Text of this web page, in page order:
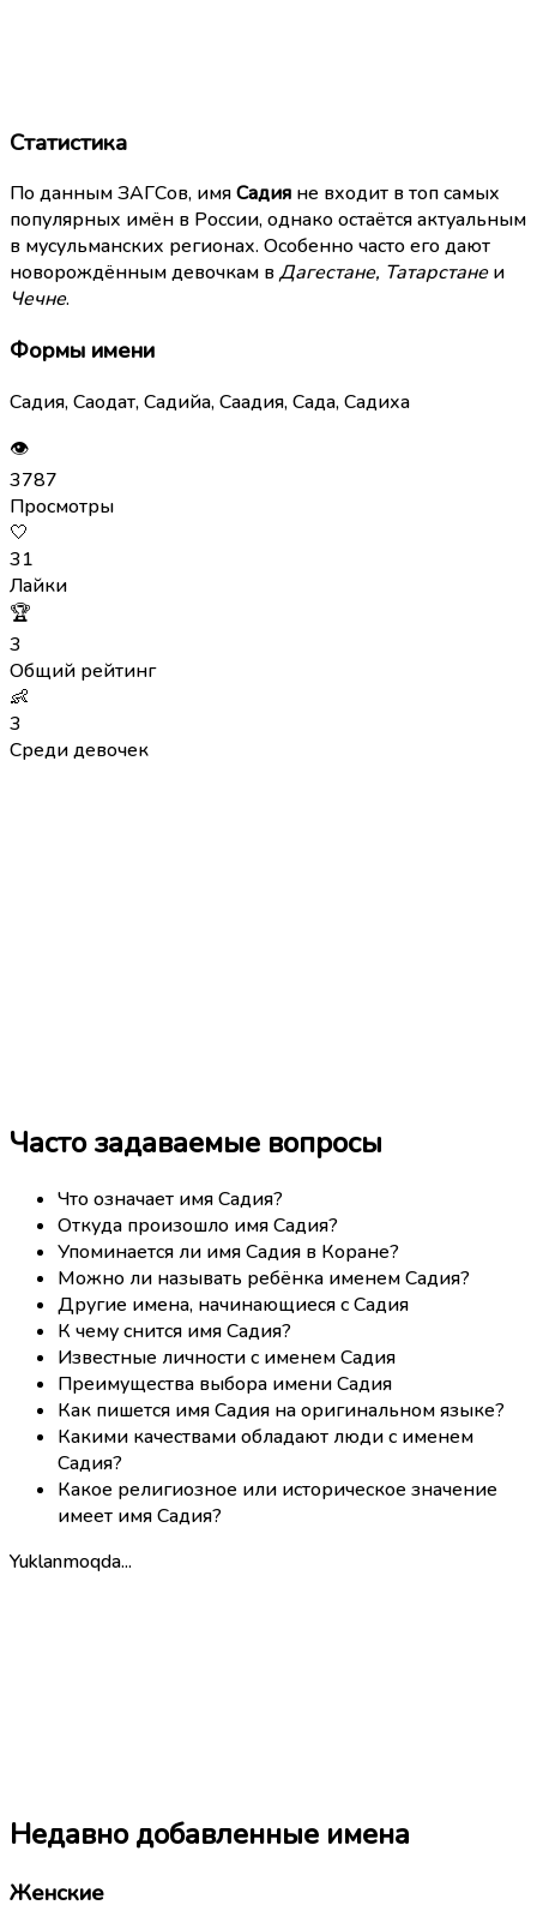
Статистика
По данным ЗАГСов, имяСадия не входит в топ самых
популярных имён в России, однако остаётся актуальным
в мусульманских регионах. Особенно часто его дают
новорождённым девочкам вДагестане, Татарстанеи
Чечне.
Формы имени
Садия, Саодат, Садийа, Саадия, Сада, Садиха
👁
3787
Просмотры
🤍
31
Лайки
🏆
3
Общий рейтинг
👶
3
Среди девочек
Часто задаваемые вопросы
Что означает имя Садия?
Откуда произошло имя Садия?
Упоминается ли имя Садия в Коране?
Можно ли называть ребёнка именем Садия?
Другие имена, начинающиеся с Садия
К чему снится имя Садия?
Известные личности с именем Садия
Преимущества выбора имени Садия
Как пишется имя Садия на оригинальном языке?
Какими качествами обладают люди с именем
Садия?
Какое религиозное или историческое значение
имеет имя Садия?
Yuklanmoqda...
Недавно добавленные имена
Женские